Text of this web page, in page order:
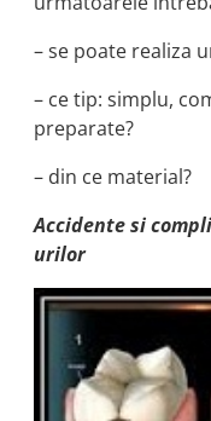
– se poate realiza
– ce tip: simplu,
preparate?
– din ce material?
Accidente si
urilor